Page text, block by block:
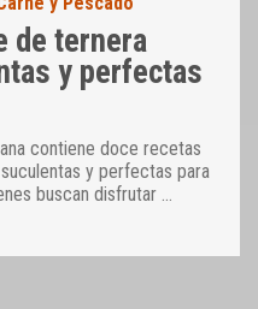
de ternera
y perfectas
contiene doce recetas
y perfectas para
buscan disfrutar